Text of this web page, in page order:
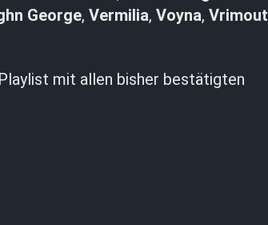
George, Vermilia, Voyna, Vrimout
mit allen bisher bestätigten